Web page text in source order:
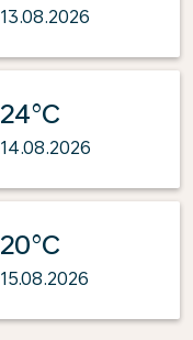
13.08.2026
24°C
14.08.2026
20°C
15.08.2026